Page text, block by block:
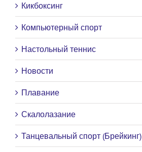
Кикбоксинг
Компьютерный спорт
Настольный теннис
Новости
Плавание
Скалолазание
Танцевальный спорт (Брейкинг)